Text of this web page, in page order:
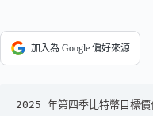
加入為 Google 偏好來源
2025 年第四季比特幣目標